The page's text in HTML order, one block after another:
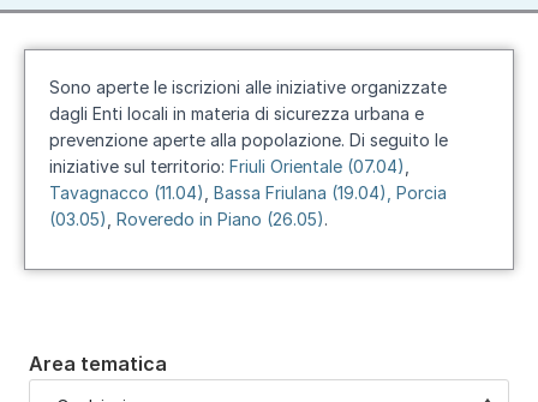
Sono aperte le iscrizioni alle iniziative organizzate
dagli Enti locali in materia di sicurezza urbana e
prevenzione aperte alla popolazione. Di seguito le
iniziative sul territorio: Friuli Orientale (07.04)
Tavagnacco (11.04) Bassa Friulana (19.04) , Porcia
(03.05) Roveredo in Piano (26.05).
Area tematica